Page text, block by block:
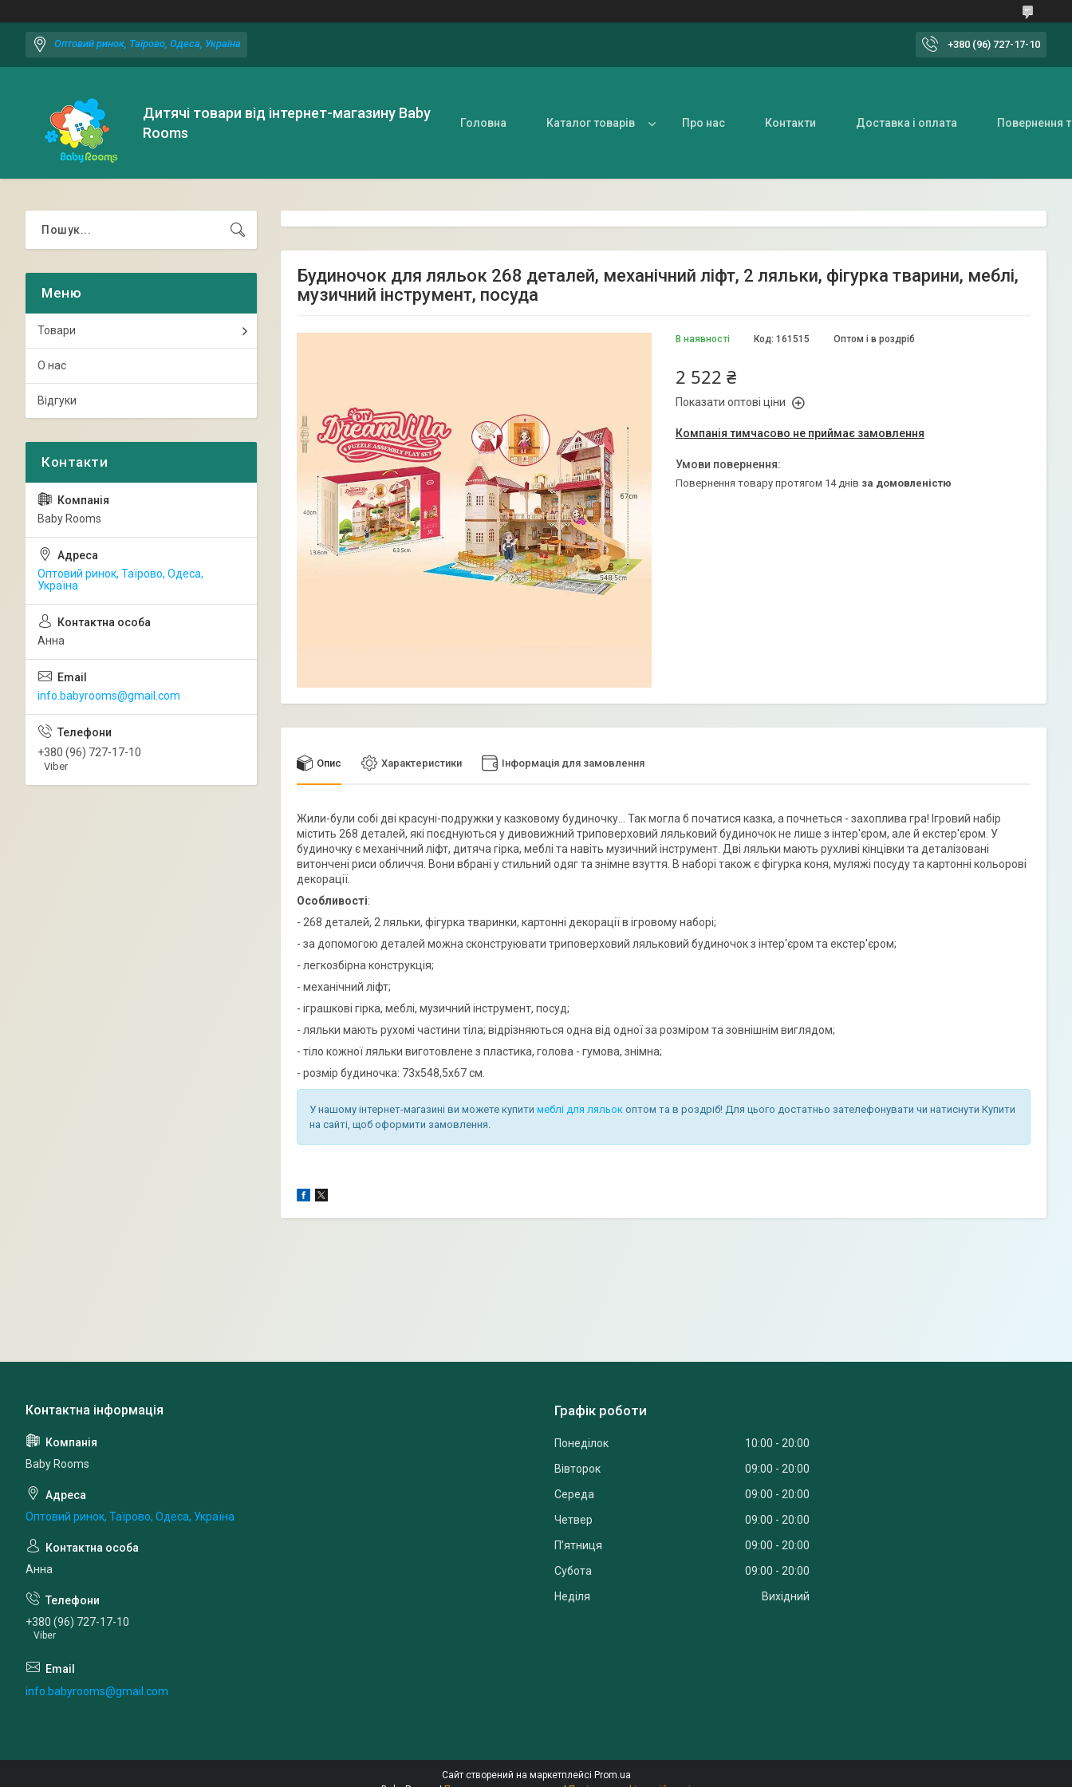
Оптовий ринок, Таїрово, Одеса, Україна +380 (96) 727-17-10
Дитячі товари від інтернет-магазину Baby
Rooms
Головна Каталог товарів Про нас Контакти Доставка і оплата Повернення
Будиночок для ляльок 268 деталей, механічний ліфт, 2 ляльки, фігурка тварини, меблі,
музичний інструмент, посуда
В наявності Оптом і в роздріб
Код: 161515
2 522 ₴
Показати оптові ціни
Компанія тимчасово не приймає замовлення
повернення товару протягом 14 днів за домовленістю
Опис Характеристики Інформація для замовлення
Жили-були собі дві красуні-подружки у казковому будиночку… Так могла б початися казка, а почнеться - захоплива гра! Ігровий набір
містить 268 деталей, які поєднуються у дивовижний триповерховий ляльковий будиночок не лише з інтер'єром, але й екстер'єром. У
будиночку є механічний ліфт, дитяча гірка, меблі та навіть музичний інструмент. Дві ляльки мають рухливі кінцівки та деталізовані
витончені риси обличчя. Вони вбрані у стильний одяг та знімне взуття. В наборі також є фігурка коня, муляжі посуду та картонні кольорові
декорації.
Особливості:
- 268 деталей, 2 ляльки, фігурка тваринки, картонні декорації в ігровому наборі;
- за допомогою деталей можна сконструювати триповерховий ляльковий будиночок з інтер'єром та екстер'єром;
- легкозбірна конструкція;
- механічний ліфт;
- іграшкові гірка, меблі, музичний інструмент, посуд;
- ляльки мають рухомі частини тіла; відрізняються одна від одної за розміром та зовнішнім виглядом;
- тіло кожної ляльки виготовлене з пластика, голова - гумова, знімна;
- розмір будиночка: 73х548,5х67 см.
У нашому інтернет-магазині ви можете купити меблі для ляльок оптом та в роздріб! Для цього достатньо зателефонувати чи натиснути Купити
на сайті, щоб оформити замовлення.
Товари
О нас
Відгуки
Baby Rooms
Оптовий ринок, Таїрово, Одеса,
Україна
Анна
info.babyrooms@gmail.com
+380 (96) 727-17-10
Viber
Baby Rooms
Оптовий ринок, Таїрово, Одеса, Україна
Анна
+380 (96) 727-17-10
Viber
info.babyrooms@gmail.com
Графік роботи
Понеділок 10:00
20:00
Вівторок
09:00
20:00
Середа
09:00
20:00
Четвер
09:00
20:00
Пʼятниця
09:00
20:00
Субота
09:00
20:00
Неділя
Вихідний
Сайт створений на маркетплейсі Prom.ua